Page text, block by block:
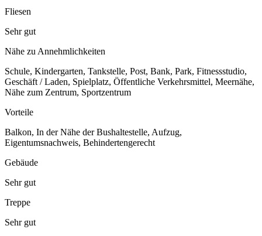
Fliesen
Sehr gut
Nähe zu Annehmlichkeiten
Schule, Kindergarten, Tankstelle, Post, Bank, Park, Fitnessstudio,
Geschäft / Laden, Spielplatz, Öffentliche Verkehrsmittel, Meernähe,
Nähe zum Zentrum, Sportzentrum
Vorteile
Balkon, In der Nähe der Bushaltestelle, Aufzug,
Eigentumsnachweis, Behindertengerecht
Gebäude
Sehr gut
Treppe
Sehr gut